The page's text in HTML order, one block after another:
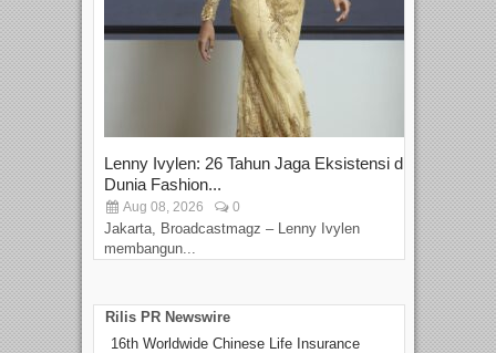
Lenny Ivylen: 26 Tahun Jaga Eksistensi di
Dunia Fashion...
Aug 08, 2026 0
Jakarta, Broadcastmagz – Lenny Ivylen
membangun...
Rilis PR Newswire
16th Worldwide Chinese Life Insurance